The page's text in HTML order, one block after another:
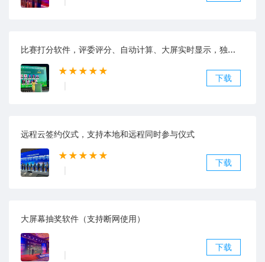
比赛打分软件，评委评分、自动计算、大屏实时显示，独立部署
★★★★★
下载
远程云签约仪式，支持本地和远程同时参与仪式
★★★★★
下载
大屏幕抽奖软件（支持断网使用）
下载